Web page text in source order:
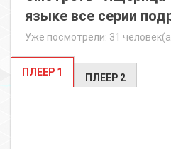
языке все серии
Уже посмотрели: 31
ПЛЕЕР 1 ПЛЕЕР 2